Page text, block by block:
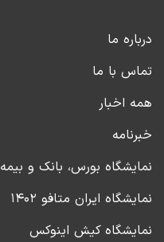
درباره ما
تماس با ما
همه اخبار
خبرنامه
نمایشگاه بورس، بانک و بیمه
نمایشگاه ایران متافو ۱۴۰۲
نمایشگاه کیش اینوکس